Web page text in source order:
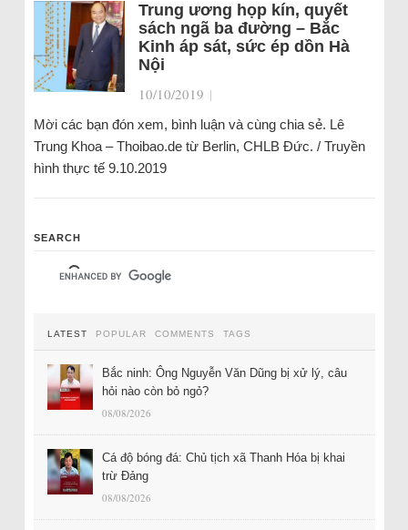
Trung ương họp kín, quyết
sách ngã ba đường – Bắc
Kinh áp sát, sức ép dồn Hà
Nội
10/10/2019 |
Mời các bạn đón xem, bình luận và cùng chia sẻ. Lê
Trung Khoa – Thoibao.de từ Berlin, CHLB Đức. / Truyền
hình thực tế 9.10.2019
SEARCH
LATEST POPULAR COMMENTS TAGS
Bắc ninh: Ông Nguyễn Văn Dũng bị xử lý, câu
hỏi nào còn bỏ ngỏ?
08/08/2026
Cá độ bóng đá: Chủ tịch xã Thanh Hóa bị khai
trừ Đảng
08/08/2026